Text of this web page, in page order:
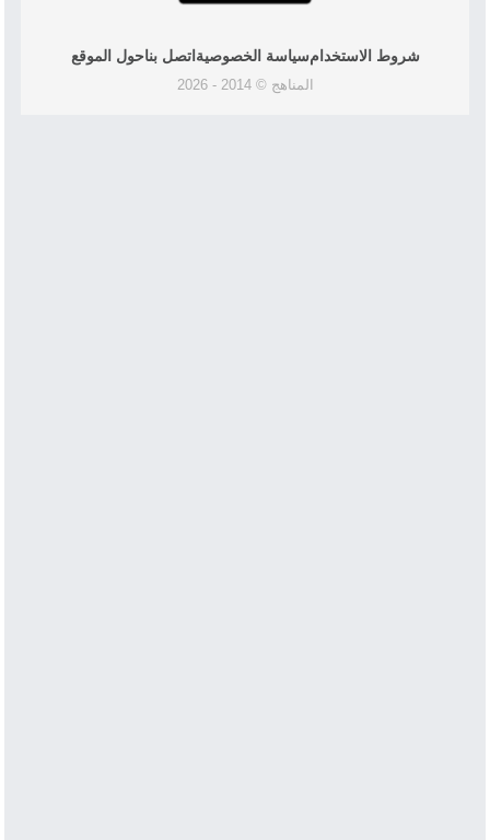
شروط الاستخدامسياسة الخصوصية اتصل بناحول الموقع
المناهج © 2014 - 2026